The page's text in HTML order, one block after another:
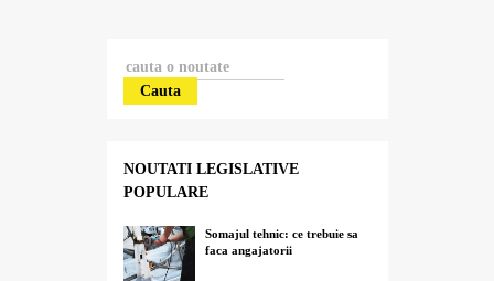
Cauta
NOUTATI LEGISLATIVE
POPULARE
Somajul tehnic: ce trebuie sa
faca angajatorii